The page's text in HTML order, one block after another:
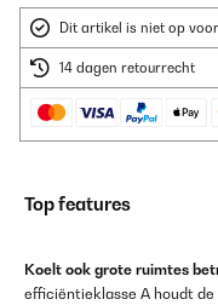
Dit artikel is niet op
14 dagen retourrecht
Top features
Koelt ook grote ruimtes
efficiëntieklasse A houdt